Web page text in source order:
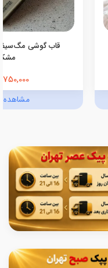
قاب گوشی
750,000 تومان
مشاهده